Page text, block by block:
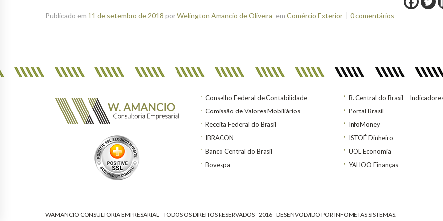
Publicado em 11 de setembro de 2018 porWelington Amancio de Oliveira em Comércio Exterior 0 comentários
Conselho Federal de Contabilidade
Comissão de Valores Mobiliários
Receita Federal do Brasil
IBRACON
Banco Central do Brasil
Bovespa
B. Central do Brasil –
Portal Brasil
InfoMoney
ISTOÉ Dinheiro
UOL Economia
YAHOO Finanças
WAMANCIO CONSULTORIA EMPRESARIAL - TODOS OS DIREITOS RESERVADOS - 2016 - DESENVOLVIDO POR INFOMETAS SISTEMAS